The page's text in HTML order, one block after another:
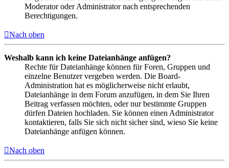
Moderator oder Administrator nach entsprechenden
Berechtigungen.
Nach oben
Weshalb kann ich keine Dateianhänge anfügen?
Rechte für Dateianhänge können für Foren, Gruppen und
einzelne Benutzer vergeben werden. Die Board-
Administration hat es möglicherweise nicht erlaubt,
Dateianhänge in dem Forum anzufügen, in dem Sie Ihren
Beitrag verfassen möchten, oder nur bestimmte Gruppen
dürfen Dateien hochladen. Sie können einen Administrator
kontaktieren, falls Sie sich nicht sicher sind, wieso Sie keine
Dateianhänge anfügen können.
Nach oben